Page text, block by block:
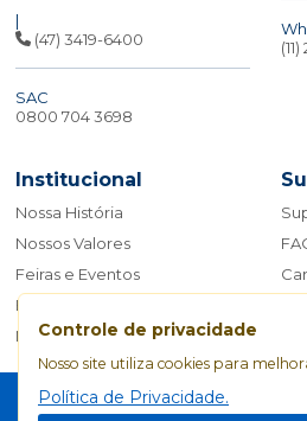
|
(47) 3419-6400
SAC
0800 704 3698
Institucional
Nossa História
Nossos Valores
Feiras e Eventos
Blog
Manual da Marca
Política de
Controle de privacidade
Nosso site utiliza cookies para
Política de Privacidade.